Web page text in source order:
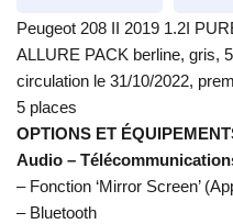
Peugeot 208 II 2019 1.2I
ALLURE PACK berline, gris,
circulation le 31/10/2022,
5 places
OPTIONS ET
Audio –
– Fonction ‘Mirror Screen’
– Bluetooth